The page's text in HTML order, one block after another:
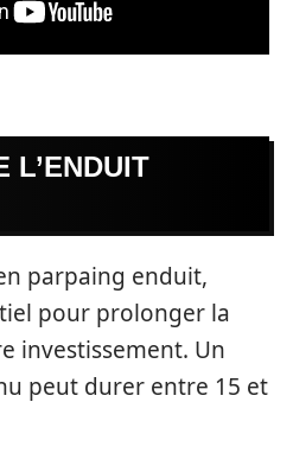
L’ENDUIT
parpaing enduit,
pour prolonger la
investissement. Un
peut durer entre 15 et